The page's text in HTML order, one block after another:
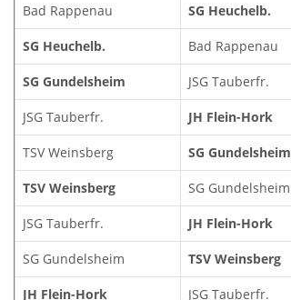
Bad Rappenau SG Heuchelb.
SG Heuchelb. Bad Rappenau
SG Gundelsheim JSG Tauberfr.
JSG Tauberfr. JH Flein-Hork
TSV Weinsberg SG Gundelsheim
TSV Weinsberg SG Gundelsheim
JSG Tauberfr. JH Flein-Hork
SG Gundelsheim TSV Weinsberg
JH Flein-Hork JSG Tauberfr.